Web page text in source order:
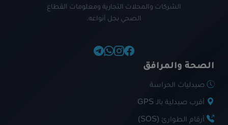
الشركات والمحلات التجارية ومعلومات القطاع
الصحي بجل أنواعه.
الصحة والمرافق
صيدليات الحراسة
أقرب صيدلية بالـ GPS
أرقام الطوارئ (SOS)